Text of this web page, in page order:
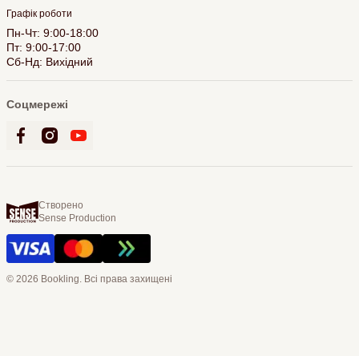
Графік роботи
Пн-Чт: 9:00-18:00
Пт: 9:00-17:00
Сб-Нд: Вихідний
Соцмережі
Створено
Sense Production
© 2026 Bookling. Всі права захищені